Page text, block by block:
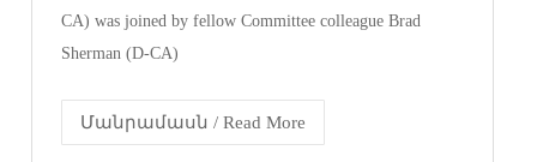
CA) was joined by fellow Committee colleague Brad
Sherman (D-CA)
Մանրամասն / Read More